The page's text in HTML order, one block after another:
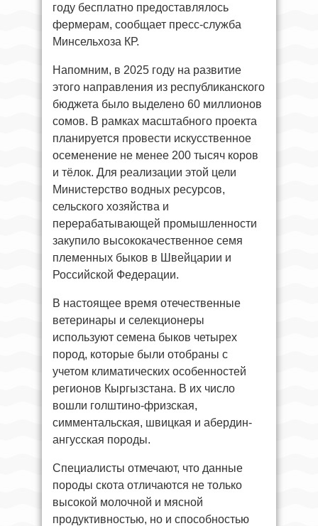
году бесплатно предоставлялось
фермерам, сообщает пресс-служба
Минсельхоза КР.
Напомним, в 2025 году на развитие
этого направления из республиканского
бюджета было выделено 60 миллионов
сомов. В рамках масштабного проекта
планируется провести искусственное
осеменение не менее 200 тысяч коров
и тёлок. Для реализации этой цели
Министерство водных ресурсов,
сельского хозяйства и
перерабатывающей промышленности
закупило высококачественное семя
племенных быков в Швейцарии и
Российской Федерации.
В настоящее время отечественные
ветеринары и селекционеры
используют семена быков четырех
пород, которые были отобраны с
учетом климатических особенностей
регионов Кыргызстана. В их число
вошли голштино-фризская,
симментальская, швицкая и абердин-
ангусская породы.
Специалисты отмечают, что данные
породы скота отличаются не только
высокой молочной и мясной
продуктивностью, но и способностью